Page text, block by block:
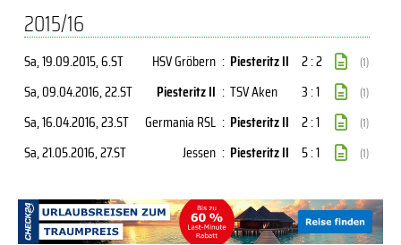
2015/16
Sa, 19.09.2015, 6.ST HSV Gröbern : Piesteritz II 2 : 2 (1)
Sa, 09.04.2016, 22.ST Piesteritz II : TSV Aken 3 : 1 (1)
Sa, 16.04.2016, 23.ST Germania RSL : Piesteritz II 2 : 1 (1)
Sa, 21.05.2016, 27.ST Jessen : Piesteritz II 5 : 1 (1)